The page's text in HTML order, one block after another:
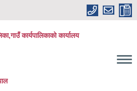
कार्यपालिकाको कार्यालय